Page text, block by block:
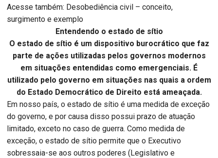
Acesse também: Desobediência civil – conceito,
surgimento e exemplo
Entendendo o estado de sítio
O estado de sítio é um dispositivo burocrático que faz
parte de ações utilizadas pelos governos modernos
em situações entendidas como emergenciais. É
utilizado pelo governo em situações nas quais a ordem
do Estado Democrático de Direito está ameaçada.
Em nosso país, o estado de sítio é uma medida de exceção
do governo, e por causa disso possui prazo de atuação
limitado, exceto no caso de guerra. Como medida de
exceção, o estado de sítio permite que o Executivo
sobressaia-se aos outros poderes (Legislativo e